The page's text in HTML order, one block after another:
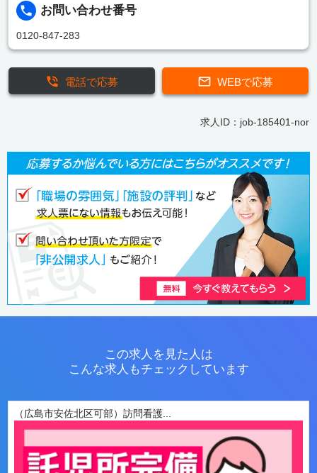
お問い合わせ番号
0120-847-283
WEBで応募
電話で応募
求人ID：job-185401-nor
この求人を見た人は
こんな求人もチェックしています
（広島市安佐北区可部）訪問看護...